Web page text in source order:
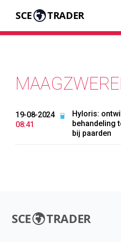
SCE TRADER
19-08-2024
08:41
Hyloris:
behandeling
bij paarden
SCE TRADER